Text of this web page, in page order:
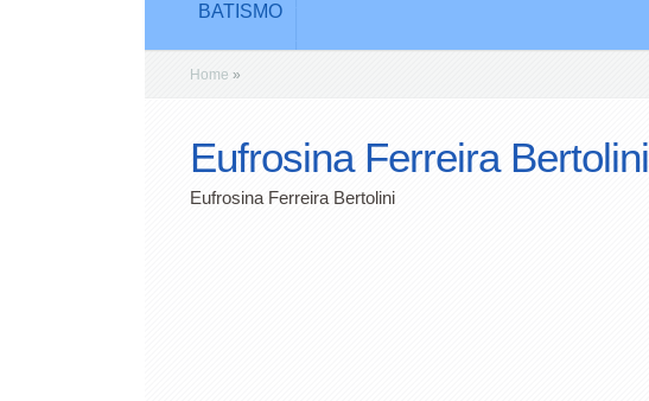
BATISMO
Home »
Eufrosina Ferreira Bertolini
Eufrosina Ferreira Bertolini